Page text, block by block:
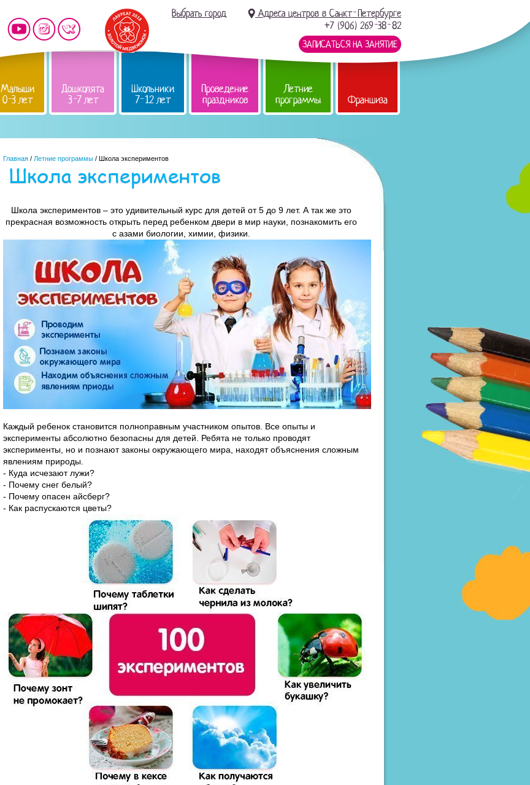
Выбрать город
Адреса центров в Санкт-Петербурге
+7 (906) 269-38-82
ЗАПИСАТЬСЯ НА ЗАНЯТИЕ
Малыши
0-3 лет
Дошколята
3-7 лет
Школьники
7-12 лет
Проведение
праздников
Летние
программы Франшиза
Главная / Летние программы / Школа экспериментов
Школа экспериментов
Школа экспериментов – это удивительный курс для детей от 5 до 9 лет. А так же это
прекрасная возможность открыть перед ребенком двери в мир науки, познакомить его
с азами биологии, химии, физики.
Каждый ребенок становится полноправным участником опытов. Все опыты и
эксперименты абсолютно безопасны для детей. Ребята не только проводят
эксперименты, но и познают законы окружающего мира, находят объяснения сложным
явлениям природы.
- Куда исчезают лужи?
- Почему снег белый?
- Почему опасен айсберг?
- Как распускаются цветы?